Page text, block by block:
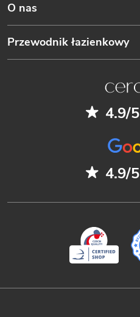
O nas
Przewodnik łazienkowy
4.9/5
4.9/5